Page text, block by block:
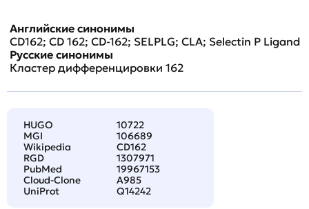
Английские синонимы
CD162; CD 162; CD-162; SELPLG; CLA; Selectin P Ligand
Русские синонимы
Кластер дифференцировки 162
HUGO
10722
MGI
106689
Wikipedia
CD162
RGD
1307971
PubMed
19967153
Cloud-Clone
A985
UniProt
Q14242